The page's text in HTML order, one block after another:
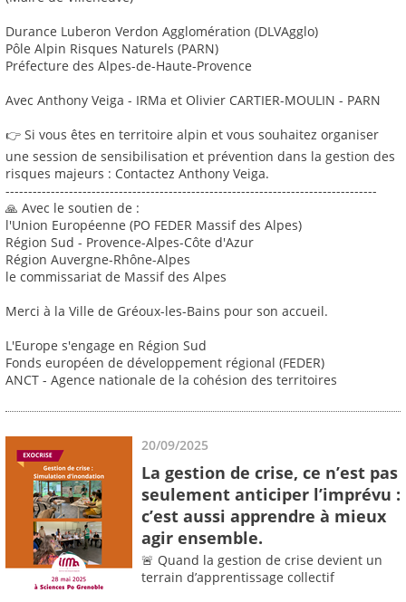
Durance Luberon Verdon Agglomération (DLVAgglo)
Pôle Alpin Risques Naturels (PARN)
Préfecture des Alpes-de-Haute-Provence
Avec Anthony Veiga - IRMa et Olivier CARTIER-MOULIN - PARN
👉 Si vous êtes en territoire alpin et vous souhaitez organiser
une session de sensibilisation et prévention dans la gestion des
risques majeurs : Contactez Anthony Veiga.
----------------------------------------------------------------------------------
🙏 Avec le soutien de :
l'Union Européenne (PO FEDER Massif des Alpes)
Région Sud - Provence-Alpes-Côte d'Azur
Région Auvergne-Rhône-Alpes
le commissariat de Massif des Alpes
Merci à la Ville de Gréoux-les-Bains pour son accueil.
L'Europe s'engage en Région Sud
Fonds européen de développement régional (FEDER)
ANCT - Agence nationale de la cohésion des territoires
20/09/2025
La gestion de crise, ce n’est pas
seulement anticiper l’imprévu :
c’est aussi apprendre à mieux
agir ensemble.
🚨 Quand la gestion de crise devient un
terrain d’apprentissage collectif